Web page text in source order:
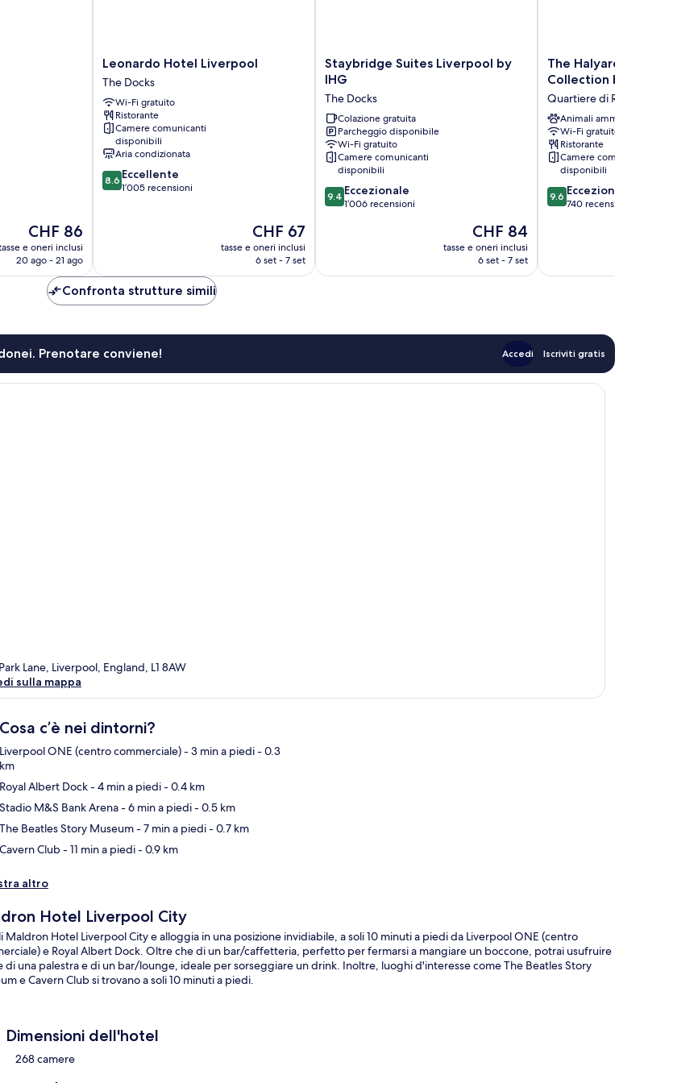
Il
prezzo
attuale
CHF 86
CHF 86
e oneri inclusi
20 ago - 21 ago
Leonardo
Hotel
Liverpool
The
Docks
Leonardo Hotel Liverpool
The Docks
Wi-Fi gratuito
Ristorante
Camere comunicanti
disponibili
Aria condizionata
8.6
su
8.6 Eccellente
1’005 recensioni
Il
prezzo
attuale
CHF 67
tasse e oneri inclusi
6 set - 7 set
Staybridge
Suites
by
IHG
The
Docks
Staybridge Suites Liverpool by
IHG
The Docks
Colazione gratuita
Parcheggio disponibile
Wi-Fi gratuito
Camere comunicanti
disponibili
9.4
su
9.4 Eccezionale
1’006 recensioni
Il
prezzo
attuale
CHF 84
tasse e oneri inclusi
6 set - 7 set
The
Halyard
Vignette
Collection
by
IHG
Quartiere
Ropewalks
The Halyard
Collection by IHG
Quartiere di Ropewalks
Animali ammessi
Wi-Fi gratuito
Ristorante
Camere comunicanti
disponibili
9.6
su
9.6 Eccezionale
740 recensioni
Confronta strutture simili
Prenotare conviene! Accedi Iscriviti gratis
Lane, Liverpool, England, L1 8AW
sulla mappa
Cosa c’è nei dintorni?
Liverpool ONE (centro commerciale)- 3 min a piedi- 0.3
km
Royal Albert Dock- 4 min a piedi- 0.4 km
Stadio M&S Bank Arena- 6 min a piedi- 0.5 km
The Beatles Story Museum- 7 min a piedi- 0.7 km
Cavern Club- 11 min a piedi- 0.9 km
altro
Hotel Liverpool City
Maldron Hotel Liverpool City e alloggia in una posizione invidiabile, a soli 10 minuti a piedi da Liverpool ONE (centro
e Royal Albert Dock. Oltre che di un bar/caffetteria, perfetto per fermarsi a mangiare un boccone, potrai usufruire
di una palestra e di un bar/lounge, ideale per sorseggiare un drink. Inoltre, luoghi d'interesse come The Beatles Story
e Cavern Club si trovano a soli 10 minuti a piedi.
Dimensioni dell'hotel
268 camere